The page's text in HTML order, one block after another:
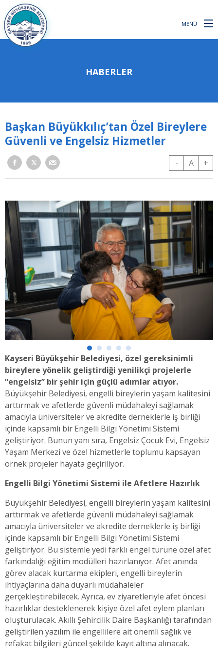
MENÜ
HABERLER
Başkan Büyükkılıç’tan Özel Bireylere
Güvenli ve Engelsiz Hizmetler
- A +
Kayseri Büyükşehir Belediyesi, özel gereksinimli
bireylere yönelik geliştirdiği yenilikçi projelerle
“engelsiz” bir şehir için güçlü adımlar atıyor.
Büyükşehir Belediyesi, engelli bireylerin yaşam kalitesini
arttırmak ve afetlerde güvenli müdahaleyi sağlamak
amacıyla üniversiteler ve akredite derneklerle iş birliği
içinde kapsamlı bir Engelli Bilgi Yönetimi Sistemi
geliştiriyor. Bunun yanı sıra, Engelsiz Çocuk Evi, Engelsiz
Yaşam Merkezi ve özel hizmetlerle toplumu kapsayan
örnek projeler hayata geçiriliyor.
Engelli Bilgi Yönetimi Sistemi ile Afetlere Hazırlık
Büyükşehir Belediyesi, engelli bireylerin yaşam kalitesini
arttırmak ve afetlerde güvenli müdahaleyi sağlamak
amacıyla üniversiteler ve akredite derneklerle iş birliği
içinde kapsamlı bir Engelli Bilgi Yönetimi Sistemi
geliştiriyor. Bu sistemle yedi farklı engel türüne özel afet
farkındalığı eğitim modülleri hazırlanıyor. Afet anında
görev alacak kurtarma ekipleri, engelli bireylerin
ihtiyaçlarına daha duyarlı müdahaleler
gerçekleştirebilecek. Ayrıca, ev ziyaretleriyle afet öncesi
hazırlıklar desteklenerek kişiye özel afet eylem planları
oluşturulacak. Akıllı Şehircilik Daire Başkanlığı tarafından
geliştirilen yazılım ile engellilere ait önemli sağlık ve
refakat bilgileri güncel şekilde kayıt altına alınacak.